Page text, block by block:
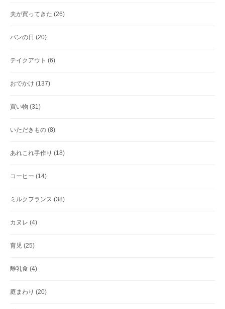
夫が買ってきた (26)
パンの日 (20)
テイクアウト (6)
おでかけ (137)
買い物 (31)
いただきもの (8)
あれこれ手作り (18)
コーヒー (14)
ミルクフランス (38)
カヌレ (4)
育児 (25)
離乳食 (4)
庭まわり (20)